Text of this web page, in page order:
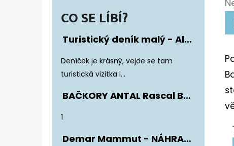
CO SE LÍBÍ?
Turistický deník malý - Album Fotonálepek
Hodnocení produktu je 5 z 5
Deníček je krásný, vejde se tam
turistická vizitka i...
BAČKORY ANTAL Rascal Basic Black
Hodnocení produktu je 5 z 5
1
Demar Mammut - NÁHRADNÍ ZATEPLENÍ DO DĚTSKÝCH HOLÍNEK
je
0,0
z
5
B